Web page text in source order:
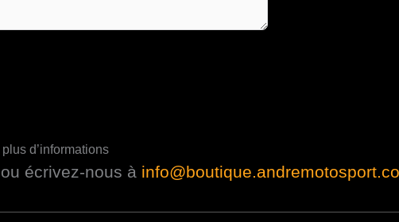
plus d’informations
ou écrivez-nous à